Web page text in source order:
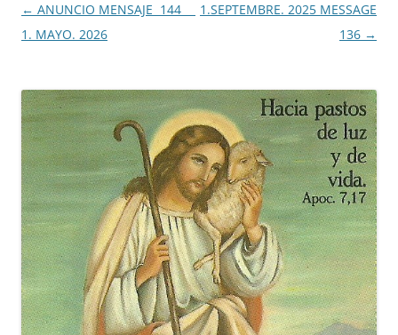
Navegación
de
← ANUNCIO MENSAJE 144
1. MAYO. 2026
1.SEPTEMBRE. 2025 MESSAGE
136 →